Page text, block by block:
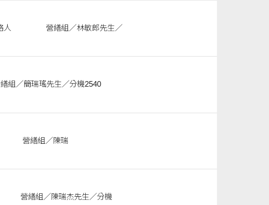
採購案名 「力行路約農路口至建築系路段水溝蓋整修工程」 採購單位／聯絡人 營繕組／林敏郎先生／
牆補強油漆案」 採購單位／聯絡人 營繕組／簡瑞瑤先生／分機2540
健身房室內整修工程」(第二次公開招標) 採購單位／聯絡人 營繕組／陳瑞
「健身房屋頂防水工程」(第二次公開招標) 採購單位／聯絡人 營繕組／陳瑞杰先生／分機